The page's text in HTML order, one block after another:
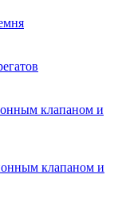
клапаном и
клапаном и